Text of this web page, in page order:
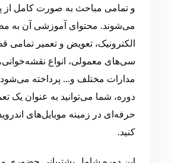
و تمامی مباحث به صورت کامل از
می‌شوند. محتوای آموزشی آن به
الکترونیک، تعویض و تعمیر تمامی
سی‌های معمولی، انواع
مدارات مختلف و... پرداخته
دوره، شما می‌توانید به عنوان یک
حرفه‌ای در زمینه موبایل‌های
کنید.